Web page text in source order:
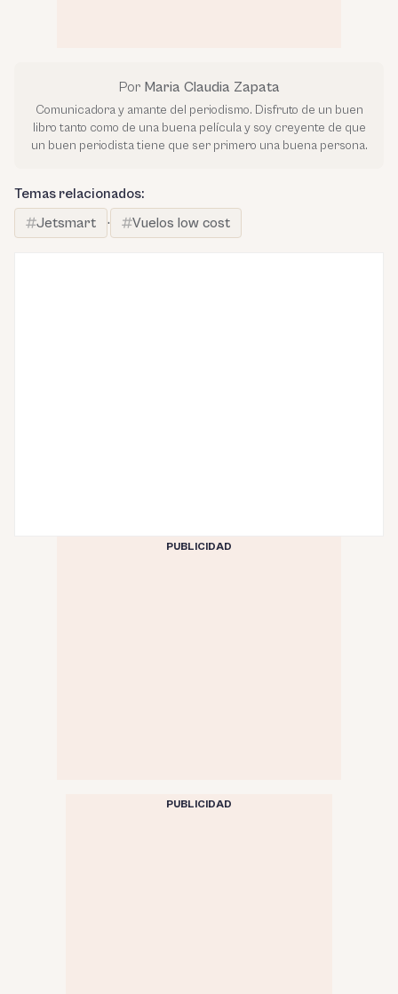
Por Maria Claudia Zapata
Comunicadora y amante del periodismo. Disfruto de un buen
libro tanto como de una buena película y soy creyente de que
un buen periodista tiene que ser primero una buena persona.
Temas relacionados:
Jetsmart
· Vuelos low cost
PUBLICIDAD
PUBLICIDAD